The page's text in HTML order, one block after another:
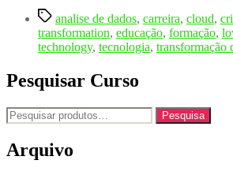
Etiquetas
analise de dados, carreira, cloud,
transformation, educação, formação,
technology, tecnologia, transformação
Pesquisar Curso
Pesquisar
por:
Pesquisa
Arquivo